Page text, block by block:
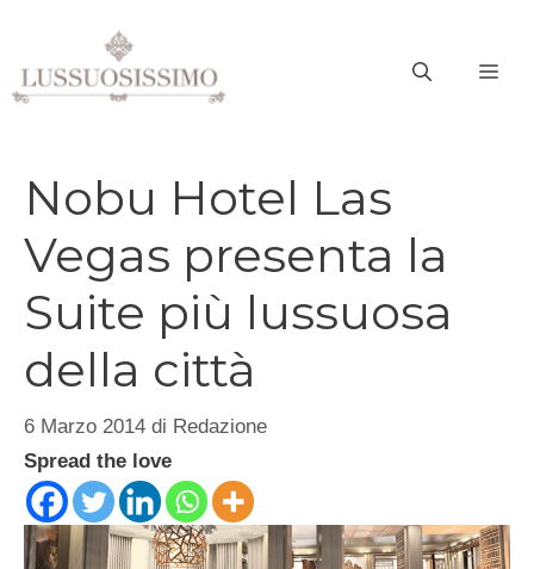
contenuto
Nobu Hotel Las
Vegas presenta la
Suite più lussuosa
della città
6 Marzo 2014 di Redazione
Spread the love